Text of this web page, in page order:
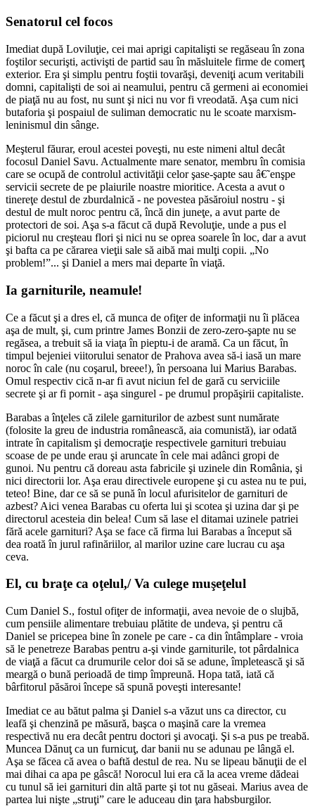
Senatorul cel focos
Imediat după Loviluţie, cei mai aprigi capitalişti se regăseau în zona
foştilor securişti, activişti de partid sau în măsluitele firme de comerţ
exterior. Era şi simplu pentru foştii tovarăşi, deveniţi acum veritabili
domni, capitalişti de soi ai neamului, pentru că germeni ai economiei
de piaţă nu au fost, nu sunt şi nici nu vor fi vreodată. Aşa cum nici
butaforia şi pospaiul de suliman democratic nu le scoate marxism-
leninismul din sânge.
Meşterul făurar, eroul acestei poveşti, nu este nimeni altul decât
focosul Daniel Savu. Actualmente mare senator, membru în comisia
care se ocupă de controlul activităţii celor şase-şapte sau â€˜enşpe
servicii secrete de pe plaiurile noastre mioritice. Acesta a avut o
tinereţe destul de zburdalnică - ne povestea păsăroiul nostru - şi
destul de mult noroc pentru că, încă din juneţe, a avut parte de
protectori de soi. Aşa s-a făcut că după Revoluţie, unde a pus el
piciorul nu creşteau flori şi nici nu se oprea soarele în loc, dar a avut
şi bafta ca pe cărarea vieţii sale să aibă mai mulţi copii. „No
problem!”... şi Daniel a mers mai departe în viaţă.
Ia garniturile, neamule!
Ce a făcut şi a dres el, că munca de ofiţer de informaţii nu îi plăcea
aşa de mult, şi, cum printre James Bonzii de zero-zero-şapte nu se
regăsea, a trebuit să ia viaţa în pieptu-i de aramă. Ca un făcut, în
timpul bejeniei viitorului senator de Prahova avea să-i iasă un mare
noroc în cale (nu coşarul, breee!), în persoana lui Marius Barabas.
Omul respectiv cică n-ar fi avut niciun fel de gară cu serviciile
secrete şi ar fi pornit - aşa singurel - pe drumul propăşirii capitaliste.
Barabas a înţeles că zilele garniturilor de azbest sunt numărate
(folosite la greu de industria românească, aia comunistă), iar odată
intrate în capitalism şi democraţie respectivele garnituri trebuiau
scoase de pe unde erau şi aruncate în cele mai adânci gropi de
gunoi. Nu pentru că doreau asta fabricile şi uzinele din România, şi
nici directorii lor. Aşa erau directivele europene şi cu astea nu te pui,
teteo! Bine, dar ce să se pună în locul afurisitelor de garnituri de
azbest? Aici venea Barabas cu oferta lui şi scotea şi uzina dar şi pe
directorul acesteia din belea! Cum să lase el ditamai uzinele patriei
fără acele garnituri? Aşa se face că firma lui Barabas a început să
dea roată în jurul rafinăriilor, al marilor uzine care lucrau cu aşa
ceva.
El, cu braţe ca oţelul,/ Va culege muşeţelul
Cum Daniel S., fostul ofiţer de informaţii, avea nevoie de o slujbă,
cum pensiile alimentare trebuiau plătite de undeva, şi pentru că
Daniel se pricepea bine în zonele pe care - ca din întâmplare - vroia
să le penetreze Barabas pentru a-şi vinde garniturile, tot pârdalnica
de viaţă a făcut ca drumurile celor doi să se adune, împletească şi să
meargă o bună perioadă de timp împreună. Hopa tată, iată că
bârfitorul păsăroi începe să spună poveşti interesante!
Imediat ce au bătut palma şi Daniel s-a văzut uns ca director, cu
leafă şi chenzină pe măsură, başca o maşină care la vremea
respectivă nu era decât pentru doctori şi avocaţi. Şi s-a pus pe treabă.
Muncea Dănuţ ca un furnicuţ, dar banii nu se adunau pe lângă el.
Aşa se făcea că avea o baftă destul de rea. Nu se lipeau bănuţii de el
mai dihai ca apa pe gâscă! Norocul lui era că la acea vreme dădeai
cu tunul să iei garnituri din altă parte şi tot nu găseai. Marius avea de
partea lui nişte „struţi” care le aduceau din ţara habsburgilor.